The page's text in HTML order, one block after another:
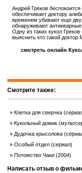
Андрей Греков
обеспечивает доктору
временем убивают еще
обнаруживают
Одну из таких кукол
выяснить кто такой
смотреть онлайн
Смотрите также:
Клетка для сверчка
Кукольный домик
Дудочка крысолова
Особый отдел (сериал)
Потомство Чаки (2004)
Написать отзыв о